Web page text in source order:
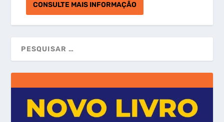
CONSULTE MAIS INFORMAÇÃO